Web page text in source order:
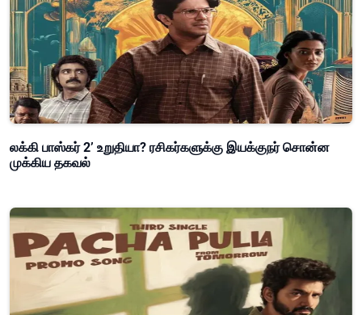
லக்கி பாஸ்கர் 2’ உறுதியா? ரசிகர்களுக்கு இயக்குநர் சொன்ன
முக்கிய தகவல்